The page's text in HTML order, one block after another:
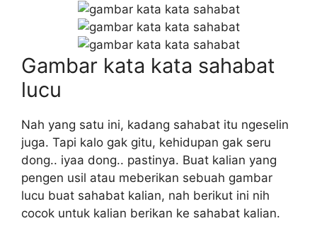
Gambar kata kata sahabat
lucu
Nah yang satu ini, kadang sahabat itu ngeselin
juga. Tapi kalo gak gitu, kehidupan gak seru
dong.. iyaa dong.. pastinya. Buat kalian yang
pengen usil atau meberikan sebuah gambar
lucu buat sahabat kalian, nah berikut ini nih
cocok untuk kalian berikan ke sahabat kalian.